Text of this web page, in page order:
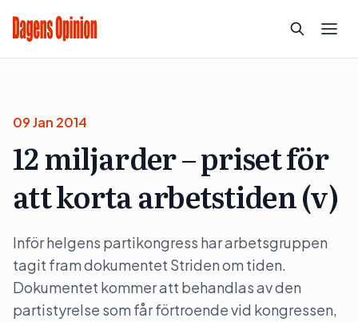
09 Jan 2014
12 miljarder – priset för
att korta arbetstiden (v)
Inför helgens partikongress har arbetsgruppen
tagit fram dokumentet Striden om tiden.
Dokumentet kommer att behandlas av den
partistyrelse som får förtroende vid kongressen,